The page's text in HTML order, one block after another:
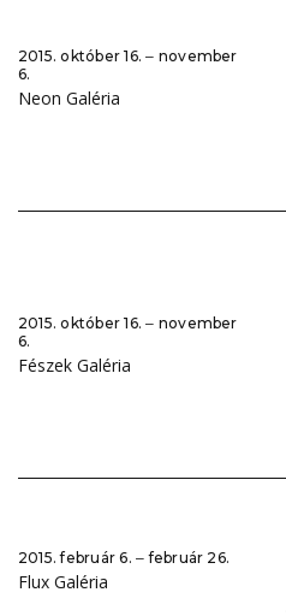
2015. október 16. ‒ november
6.
Neon Galéria
2015. október 16. ‒ november
6.
Fészek Galéria
2015. február 6. ‒ február 26.
Flux Galéria